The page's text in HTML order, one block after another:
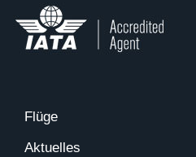
Flüge
Aktuelles